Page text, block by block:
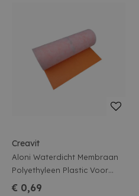
Creavit
Aloni Waterdicht Membraan
Polyethyleen Plastic Voor
Vloer 30M
€ 0,69